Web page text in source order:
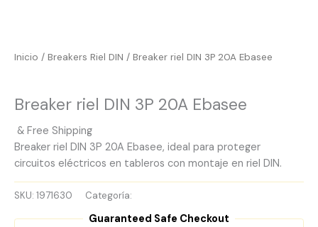
Inicio / Breakers Riel DIN / Breaker riel DIN 3P 20A Ebasee
Breaker riel DIN 3P 20A Ebasee
& Free Shipping
Breaker riel DIN 3P 20A Ebasee, ideal para proteger
circuitos eléctricos en tableros con montaje en riel DIN.
SKU: 1971630 Categoría:
Guaranteed Safe Checkout